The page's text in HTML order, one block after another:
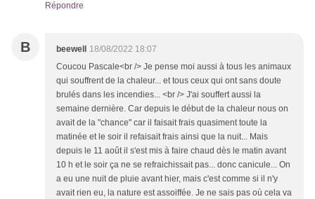
Répondre
B beewell
18/08/2022 18:07
Coucou Pascale<br /> Je pense moi aussi à tous les animaux
qui souffrent de la chaleur... et tous ceux qui ont sans doute
brulés dans les incendies... <br /> J'ai souffert aussi la
semaine dernière. Car depuis le début de la chaleur nous on
avait de la "chance" car il faisait frais quasiment toute la
matinée et le soir il refaisait frais ainsi que la nuit... Mais
depuis le 11 août il s'est mis à faire chaud dès le matin avant
10 h et le soir ça ne se refraichissait pas... donc canicule... On
a eu une nuit de pluie avant hier, mais c'est comme si il n'y
avait rien eu, la nature est assoiffée. Je ne sais pas où cela va